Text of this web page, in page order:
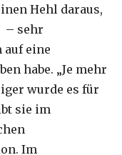
Hehl daraus,
– sehr
auf eine
habe. „Je mehr
wurde es für
sie im
Im